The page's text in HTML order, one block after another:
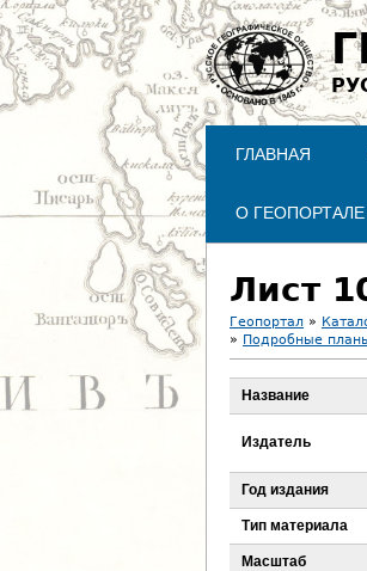
ГЛАВНАЯ
О ГЕОПОРТАЛЕ
Лист
В
ы
д
е
Геопортал »
» Подробные
Название
Издатель
Год издания
Тип материала
Масштаб